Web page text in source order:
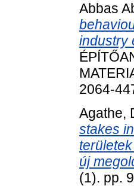
Abbas
industry
2064-
Agathe,
stakes
új
(1). pp.